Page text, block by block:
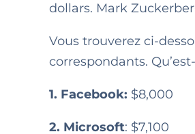
dollars. Mark
Vous trouverez ci-
correspondants.
1. Facebook: $8,000
2. Microsoft: $7,100